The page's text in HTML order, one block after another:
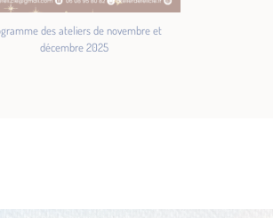
des ateliers de novembre et
décembre 2025